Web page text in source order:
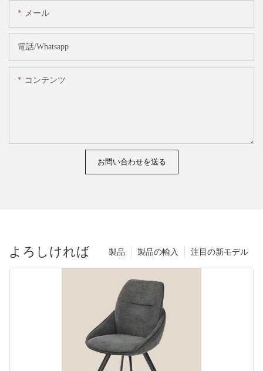
メール
電話/whatsapp
コンテンツ
お問い合わせを送る
よろしければ 注目の新モデル
製品の輸入
製品